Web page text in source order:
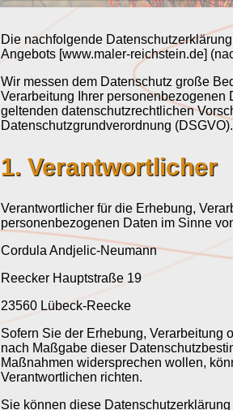
Die nachfolgende
Angebots [www.maler-reichstein.de]
Wir messen dem Datenschutz große
Verarbeitung Ihrer personenbezogenen
geltenden datenschutzrechtlichen
Datenschutzgrundverordnung (DSGVO).
1. Verantwortlicher
Verantwortlicher für die Erhebung,
personenbezogenen Daten im Sinne
Cordula Andjelic-Neumann
Reecker Hauptstraße 19
23560 Lübeck-Reecke
Sofern Sie der Erhebung, Verarbeitung
nach Maßgabe dieser
Maßnahmen widersprechen wollen,
Verantwortlichen richten.
Sie können diese